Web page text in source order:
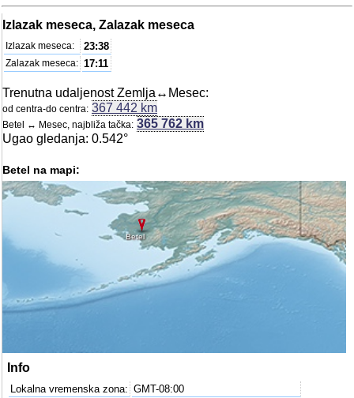
Izlazak meseca, Zalazak meseca
Izlazak meseca: 23:38
Zalazak meseca: 17:11
Trenutna udaljenost Zemlja↔Mesec:
od centra-do centra: 367 442 km
Betel ↔ Mesec, najbliža tačka: 365 762 km
Ugao gledanja: 0.542°
Betel na mapi:
Betel
Info
Lokalna vremenska zona: GMT-08:00